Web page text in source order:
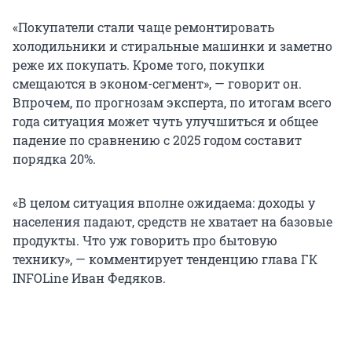
«Покупатели стали чаще ремонтировать
холодильники и стиральные машинки и заметно
реже их покупать. Кроме того, покупки
смещаются в эконом-сегмент», — говорит он.
Впрочем, по прогнозам эксперта, по итогам всего
года ситуация может чуть улучшиться и общее
падение по сравнению с 2025 годом составит
порядка 20%.
«В целом ситуация вполне ожидаема: доходы у
населения падают, средств не хватает на базовые
продукты. Что уж говорить про бытовую
технику», — комментирует тенденцию глава ГК
INFOLine Иван Федяков.